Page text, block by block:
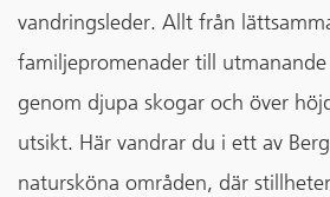
vandringsleder. Allt från
familjepromenader till
genom djupa skogar och över
utsikt. Här vandrar du i ett av
natursköna områden, där